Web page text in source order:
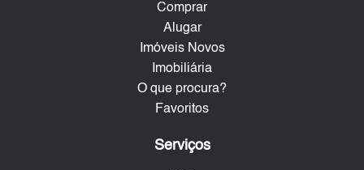
Comprar
Alugar
Imóveis Novos
Imobiliária
O que procura?
Favoritos
Serviços